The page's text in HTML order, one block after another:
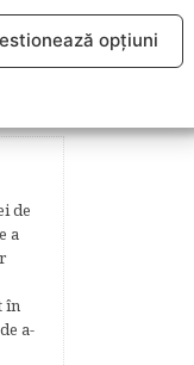
opțiuni
de
de
a
în
a-